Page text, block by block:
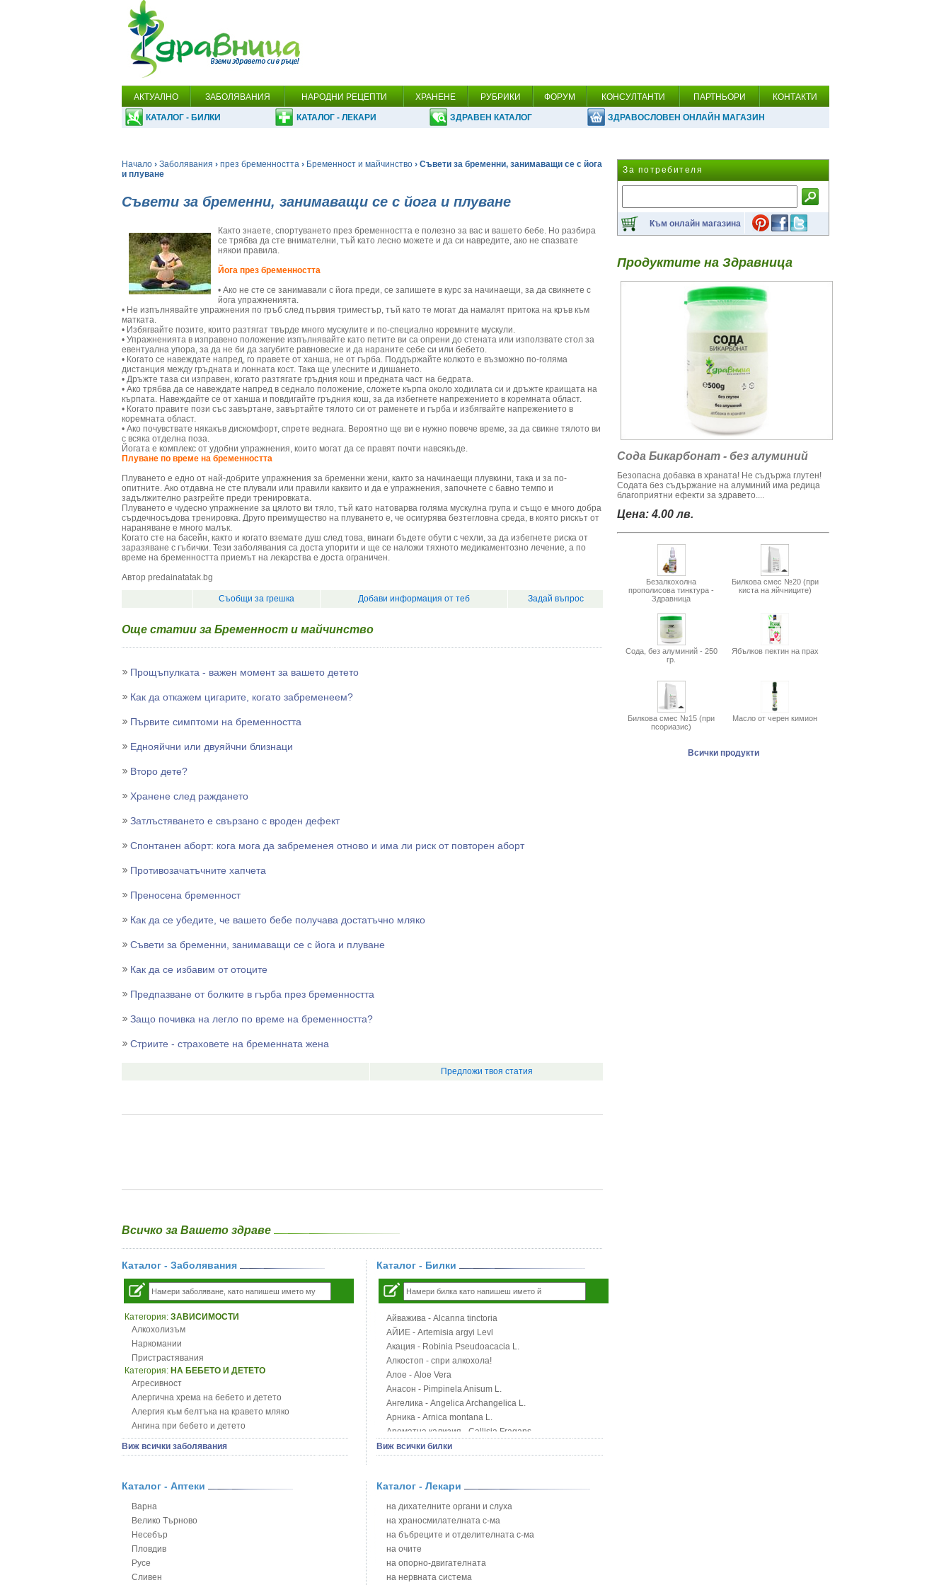
АКТУАЛНО ЗАБОЛЯВАНИЯ НАРОДНИ РЕЦЕПТИ ХРАНЕНЕ РУБРИКИ ФОРУМ КОНСУЛТАНТИ ПАРТНЬОРИ КОНТАКТИ
КАТАЛОГ - БИЛКИ КАТАЛОГ - ЛЕКАРИ ЗДРАВЕН КАТАЛОГ ЗДРАВОСЛОВЕН ОНЛАЙН МАГАЗИН
Начало › Заболявания › през бременността › Бременност и майчинство › Съвети за бременни, занимаващи се с йога
и плуване
Съвети за бременни, занимаващи се с йога и плуване
Както знаете, спортуването през бременността е полезно за вас и вашето бебе. Но разбира
се трябва да сте внимателни, тъй като лесно можете и да си навредите, ако не спазвате
някои правила.
Йога през бременността
• Ако не сте се занимавали с йога преди, се запишете в курс за начинаещи, за да свикнете с
йога упражненията.
• Не изпълнявайте упражнения по гръб след първия триместър, тъй като те могат да намалят притока на кръв към
матката.
• Избягвайте позите, които разтягат твърде много мускулите и по-специално коремните мускули.
• Упражненията в изправено положение изпълнявайте като петите ви са опрени до стената или използвате стол за
евентуална упора, за да не би да загубите равновесие и да нараните себе си или бебето.
• Когато се навеждате напред, го правете от ханша, не от гърба. Поддържайте колкото е възможно по-голяма
дистанция между гръдната и лонната кост. Така ще улесните и дишането.
• Дръжте таза си изправен, когато разтягате гръдния кош и предната част на бедрата.
• Ако трябва да се навеждате напред в седнало положение, сложете кърпа около ходилата си и дръжте краищата на
кърпата. Навеждайте се от ханша и повдигайте гръдния кош, за да избегнете напрежението в коремната област.
• Когато правите пози със завъртане, завъртайте тялото си от раменете и гърба и избягвайте напрежението в
коремната област.
• Ако почувствате някакъв дискомфорт, спрете веднага. Вероятно ще ви е нужно повече време, за да свикне тялото ви
с всяка отделна поза.
Йогата е комплекс от удобни упражнения, които могат да се правят почти навсякъде.
Плуване по време на бременността
Плуването е едно от най-добрите упражнения за бременни жени, както за начинаещи плувкини, така и за по-
опитните. Ако отдавна не сте плували или правили каквито и да е упражнения, започнете с бавно темпо и
задължително разгрейте преди тренировката.
Плуването е чудесно упражнение за цялото ви тяло, тъй като натоварва голяма мускулна група и също е много добра
сърдечносъдова тренировка. Друго преимущество на плуването е, че осигурява безтегловна среда, в която рискът от
нараняване е много малък.
Когато сте на басейн, както и когато вземате душ след това, винаги бъдете обути с чехли, за да избегнете риска от
заразяване с гъбички. Тези заболявания са доста упорити и ще се наложи тяхното медикаментозно лечение, а по
време на бременността приемът на лекарства е доста ограничен.
Автор predainatatak.bg
Съобщи за грешка Добави информация от теб Задай въпрос
Още статии за Бременност и майчинство
Прощъпулката - важен момент за вашето детето
Как да откажем цигарите, когато забременеем?
Първите симптоми на бременността
Еднояйчни или двуяйчни близнаци
Второ дете?
Хранене след раждането
Затлъстяването е свързано с вроден дефект
Спонтанен аборт: кога мога да забременея отново и има ли риск от повторен аборт
Противозачатъчните хапчета
Преносена бременност
Как да се убедите, че вашето бебе получава достатъчно мляко
Съвети за бременни, занимаващи се с йога и плуване
Как да се избавим от отоците
Предпазване от болките в гърба през бременността
Защо почивка на легло по време на бременността?
Стриите - страховете на бременната жена
Предложи твоя статия
Всичко за Вашето здраве
Каталог - Заболявания
Категория: ЗАВИСИМОСТИ
Алкохолизъм
Наркомании
Пристрастявания
Категория: НА БЕБЕТО И ДЕТЕТО
Агресивност
Алергична хрема на бебето и детето
Алергия към белтъка на кравето мляко
Ангина при бебето и детето
Анемия при бебето и детето
Апетит - пълни деца
Безапетитие при бебето и детето
Бронхит и пневмония при деца
Варицела
Висока температура на бебето и детето
Възпаление на ушите на бебето и детето
Глисти
Грижа за пъпа на новороденото
Виж всички заболявания
Каталог - Билки
Айважива - Alcanna tinctoria
АЙИЕ - Artemisia argyi Levl
Акация - Robinia Pseudoacacia L.
Алкостоп - спри алкохола!
Алое - Aloe Vera
Анасон - Pimpinela Anisum L.
Ангелика - Angelica Archangelica L.
Арника - Arnica montana L.
Ароматна кализия - Callisia Fragans
Арония - Sorbus melanocorpa
Блатен аир - Acorus calamus L.
Блатен тъжник - Spirea ulmaria L.
Блян
Бобови шушулки - Phaseolus Vulgaris L.
Божур - Paeonia Decora
Борови връхчета - Pinus sylvestris
Босилек - Ocimum Basillicum
Виж всички билки
Каталог - Аптеки
Варна
Велико Търново
Несебър
Пловдив
Русе
Сливен
Каталог - Лекари
на дихателните органи и слуха
на храносмилателната с-ма
на бъбреците и отделителната с-ма
на очите
на опорно-двигателната
на нервната система
За потребителя
Към онлайн магазина
Продуктите на Здравница
Сода Бикарбонат - без алуминий
Безопасна добавка в храната! Не съдържа глутен!
Содата без съдържание на алуминий има редица
благоприятни ефекти за здравето....
Цена: 4.00 лв.
Безалкохолна
прополисова тинктура -
Здравница
Билкова смес №20 (при
киста на яйчниците)
Сода, без алуминий - 250
гр.
Ябълков пектин на прах
Билкова смес №15 (при
псориазис)
Масло от черен кимион
Всички продукти